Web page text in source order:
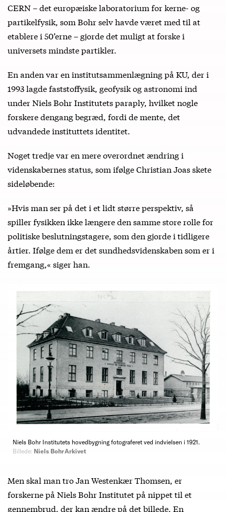
CERN – det europæiske laboratorium for kerne- og
partikelfysik, som Bohr selv havde været med til at
etablere i 50’erne – gjorde det muligt at forske i
universets mindste partikler.
En anden var en institutsammenlægning på KU, der i
1993 lagde faststoffysik, geofysik og astronomi ind
under Niels Bohr Institutets paraply, hvilket nogle
forskere dengang begræd, fordi de mente, det
udvandede instituttets identitet.
Noget tredje var en mere overordnet ændring i
videnskabernes status, som ifølge Christian Joas skete
sideløbende:
»Hvis man ser på det i et lidt større perspektiv, så
spiller fysikken ikke længere den samme store rolle for
politiske beslutningstagere, som den gjorde i tidligere
årtier. Ifølge dem er det sundhedsvidenskaben som er i
fremgang,« siger han.
Niels Bohr Institutets hovedbygning fotograferet ved indvielsen i 1921.
Billede: Niels Bohr Arkivet
Men skal man tro Jan Westenkær Thomsen, er
forskerne på Niels Bohr Institutet på nippet til et
gennembrud, der kan ændre på det billede. En